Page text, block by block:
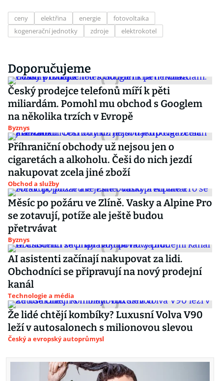
ceny elektřina energie
fotovoltaika
kogenerační jednotky
zdroje elektrokotel
Doporučujeme
Český prodejce telefonů míří k pěti
miliardám. Pomohl mu obchod s Googlem
na několika trzích v Evropě
Byznys
Příhraniční obchody už nejsou jen o
cigaretách a alkoholu. Češi do nich jezdí
nakupovat zcela jiné zboží
Obchod a služby
Měsíc po požáru ve Zlíně. Vasky a Alpine Pro
se zotavují, potíže ale ještě budou
přetrvávat
Byznys
AI asistenti začínají nakupovat za lidi.
Obchodníci se připravují na nový prodejní
kanál
Technologie a média
Že lidé chtějí kombíky? Luxusní Volva V90
leží v autosalonech s milionovou slevou
Český a evropský autoprůmysl